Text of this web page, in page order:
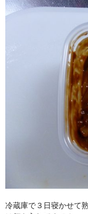
冷蔵庫で３日寝かせ